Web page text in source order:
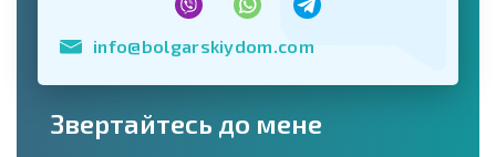
info@bolgarskiydom.com
Звертайтесь до мене